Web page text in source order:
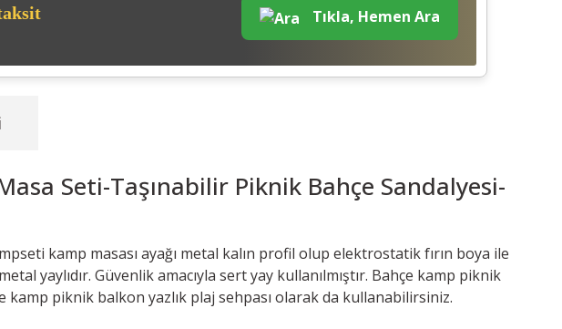
Tıkla, Hemen Ara
Seti-Taşınabilir Piknik Bahçe Sandalyesi-
kamp masası ayağı metal kalın profil olup elektrostatik fırın boya ile
yaylıdır. Güvenlik amacıyla sert yay kullanılmıştır. Bahçe kamp piknik
kamp piknik balkon yazlık plaj sehpası olarak da kullanabilirsiniz.